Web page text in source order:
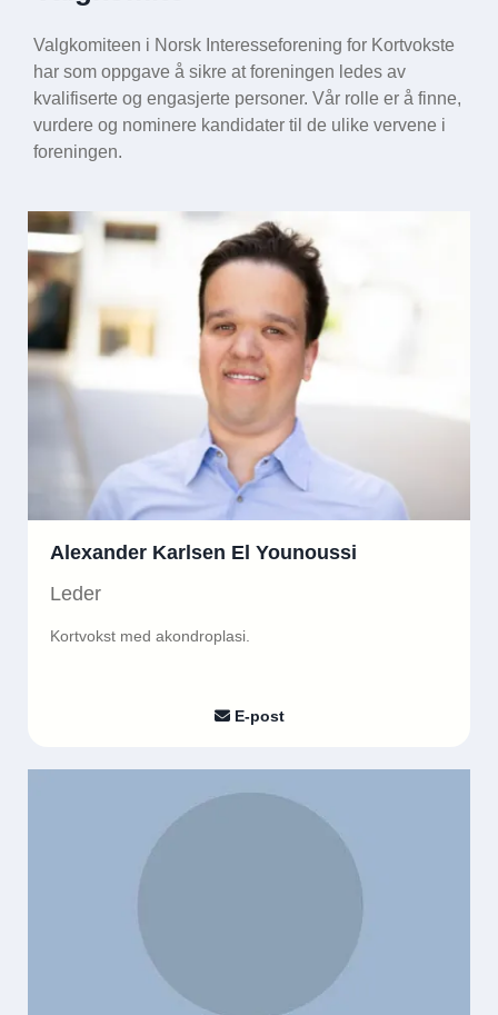
Valgkomiteen i Norsk Interesseforening for Kortvokste
har som oppgave å sikre at foreningen ledes av
kvalifiserte og engasjerte personer. Vår rolle er å finne,
vurdere og nominere kandidater til de ulike vervene i
foreningen.
Alexander Karlsen El Younoussi
Leder
Kortvokst med akondroplasi.
E-post